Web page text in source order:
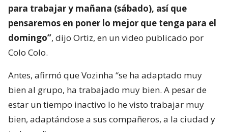
para trabajar y mañana (sábado), así que
pensaremos en poner lo mejor que tenga para el
domingo”, dijo Ortiz, en un video publicado por
Colo Colo.
Antes, afirmó que Vozinha “se ha adaptado muy
bien al grupo, ha trabajado muy bien. A pesar de
estar un tiempo inactivo lo he visto trabajar muy
bien, adaptándose a sus compañeros, a la ciudad y